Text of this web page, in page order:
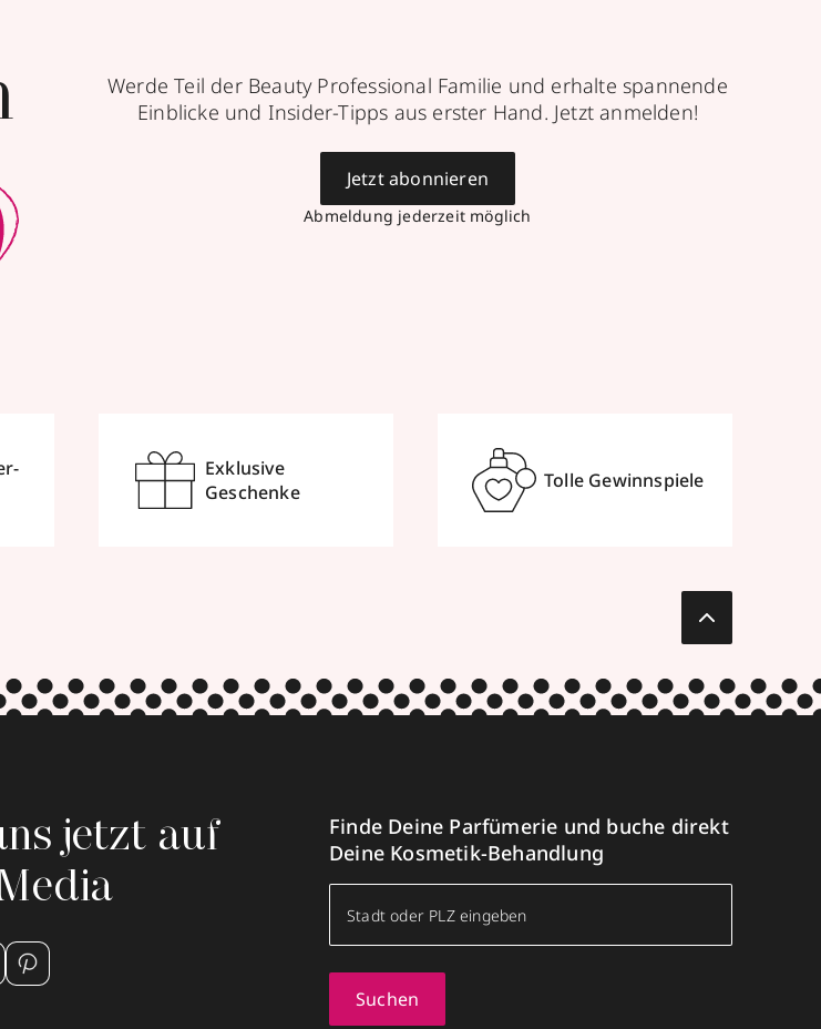
Werde Teil der Beauty Professional Familie und erhalte spannende
Einblicke und Insider-Tipps aus erster Hand. Jetzt anmelden!
Abmeldung jederzeit möglich
Jetzt abonnieren
Exklusive
Geschenke
Tolle Gewinnspiele
jetzt auf
Finde Deine Parfümerie und buche direkt
Deine Kosmetik-Behandlung
Suchen